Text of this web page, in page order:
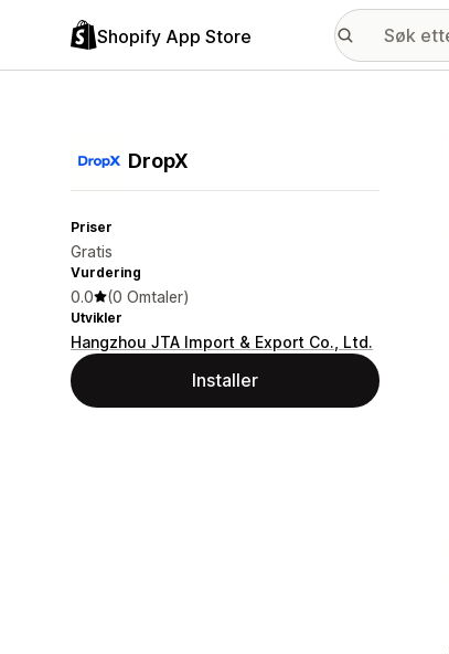
Shopify App Store
DropX
Priser
Gratis
Vurdering
0.0 (0 Omtaler)
Utvikler
Hangzhou JTA Import & Export Co., Ltd.
Installer